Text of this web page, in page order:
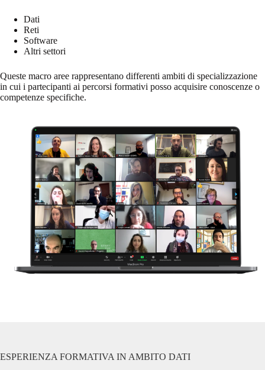
Dati
Reti
Software
Altri settori
Queste macro aree rappresentano differenti ambiti di specializzazione
in cui i partecipanti ai percorsi formativi posso acquisire conoscenze o
competenze specifiche.
ESPERIENZA FORMATIVA IN AMBITO DATI